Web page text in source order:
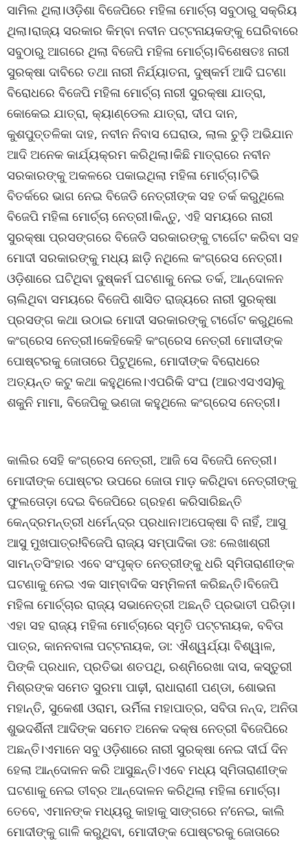
ସାମିଲ ଥିଲା।ଓଡ଼ିଶା ବିଜେପିରେ ମହିଳା ମୋର୍ଚ୍ଚା ସବୁଠାରୁ ସକ୍ରିୟ
ଥିଲା।ରାଜ୍ୟ ସରକାର କିମ୍ବା ନବୀନ ପଟ୍ଟନାୟକଙ୍କୁ ଘେରିବାରେ
ସବୁଠାରୁ ଆଗରେ ଥିଲା ବିଜେପି ମହିଳା ମୋର୍ଚ୍ଚା।ବିଶେଷତଃ ନାରୀ
ସୁରକ୍ଷା ଦାବିରେ ତଥା ନାରୀ ନିର୍ଯ୍ୟାତନା, ଦୁଷ୍କର୍ମ ଆଦି ଘଟଣା
ବିରୋଧରେ ବିଜେପି ମହିଳା ମୋର୍ଚ୍ଚା ନାରୀ ସୁରକ୍ଷା ଯାତ୍ରା,
କୋକେଇ ଯାତ୍ରା, କ୍ୟାଣ୍ଡେଲ ଯାତ୍ରା, ଦୀପ ଦାନ,
କୁଶପୁତ୍ତଳିକା ଦାହ, ନବୀନ ନିବାସ ଘେରାଉ, ଲାଲ ଚୁଡ଼ି ଅଭିଯାନ
ଆଦି ଅନେକ କାର୍ଯ୍ୟକ୍ରମ କରିଥିଲା।କିଛି ମାତ୍ରାରେ ନବୀନ
ସରକାରଙ୍କୁ ଅକଳରେ ପକାଇଥିଲା ମହିଳା ମୋର୍ଚ୍ଚା।ଟିଭି
ବିତର୍କରେ ଭାଗ ନେଇ ବିଜେଡି ନେତ୍ରୀଙ୍କ ସହ ତର୍କ କରୁଥିଲେ
ବିଜେପି ମହିଳା ମୋର୍ଚ୍ଚା ନେତ୍ରୀ।କିନ୍ତୁ, ଏହି ସମୟରେ ନାରୀ
ସୁରକ୍ଷା ପ୍ରସଙ୍ଗରେ ବିଜେଡି ସରକାରଙ୍କୁ ଟାର୍ଗେଟ କରିବା ସହ
ମୋଦୀ ସରକାରଙ୍କୁ ମଧ୍ୟ ଛାଡ଼ି ନଥିଲେ କଂଗ୍ରେସ ନେତ୍ରୀ।
ଓଡ଼ିଶାରେ ଘଟିଥିବା ଦୁଷ୍କର୍ମ ଘଟଣାକୁ ନେଇ ତର୍କ, ଆନ୍ଦୋଳନ
ଚାଲିଥିବା ସମୟରେ ବିଜେପି ଶାସିତ ରାଜ୍ୟରେ ନାରୀ ସୁରକ୍ଷା
ପ୍ରସଙ୍ଗ କଥା ଉଠାଇ ମୋଦୀ ସରକାରଙ୍କୁ ଟାର୍ଗେଟ କରୁଥିଲେ
କଂଗ୍ରେସ ନେତ୍ରୀ।କେହିକେହି କଂଗ୍ରେସ ନେତ୍ରୀ ମୋଦୀଙ୍କ
ପୋଷ୍ଟରକୁ ଜୋତାରେ ପିଟୁଥିଲେ, ମୋଦୀଙ୍କ ବିରୋଧରେ
ଅତ୍ୟନ୍ତ କଟୁ କଥା କହୁଥିଲେ।ଏପରିକି ସଂଘ (ଆରଏସଏସ)କୁ
ଶକୁନି ମାମା, ବିଜେପିକୁ ଭଣଜା କହୁଥିଲେ କଂଗ୍ରେସ ନେତ୍ରୀ।
କାଲିର ସେହି କଂଗ୍ରେସ ନେତ୍ରୀ, ଆଜି ସେ ବିଜେପି ନେତ୍ରୀ।
ମୋଦୀଙ୍କ ପୋଷ୍ଟର ଉପରେ ଜୋତା ମାଡ଼ କରିଥିବା ନେତ୍ରୀଙ୍କୁ
ଫୁଲତୋଡ଼ା ଦେଇ ବିଜେପିରେ ଗ୍ରହଣ କରିସାରିଛନ୍ତି
କେନ୍ଦ୍ରମନ୍ତ୍ରୀ ଧର୍ମେନ୍ଦ୍ର ପ୍ରଧାନ।ଅପେକ୍ଷା ବି ନାହିଁ, ଆସୁ
ଆସୁ ମୁଖପାତ୍ର!ବିଜେପି ରାଜ୍ୟ ସମ୍ପାଦିକା ଡଃ: ଲେଖାଶ୍ରୀ
ସାମନ୍ତସିଂହାର ଏବେ ସଂପୃକ୍ତ ନେତ୍ରୀଙ୍କୁ ଧରି ସ୍ମିତାରାଣୀଙ୍କ
ଘଟଣାକୁ ନେଇ ଏକ ସାମ୍ବାଦିକ ସମ୍ମିଳନୀ କରିଛନ୍ତି।ବିଜେପି
ମହିଳା ମୋର୍ଚ୍ଚାର ରାଜ୍ୟ ସଭାନେତ୍ରୀ ଅଛନ୍ତି ପ୍ରଭାତୀ ପରିଡ଼ା।
ଏହା ସହ ରାଜ୍ୟ ମହିଳା ମୋର୍ଚ୍ଚାରେ ସ୍ମୃତି ପଟ୍ଟନାୟକ, ବବିତା
ପାତ୍ର, କାନନବାଳା ପଟ୍ଟନାୟକ, ଡା: ଐଶ୍ୱର୍ଯ୍ୟା ବିଶ୍ୱାଳ,
ପିଙ୍କି ପ୍ରଧାନ, ପ୍ରତିଭା ଶତପଥି, ରଶ୍ମିରେଖା ଦାସ, କସ୍ତୁରୀ
ମିଶ୍ରଙ୍କ ସମେତ ସୁରମା ପାଢ଼ୀ, ରାଧାରାଣୀ ପଣ୍ଡା, ଶୋଭନା
ମହାନ୍ତି, ସୁକେଶୀ ଓରାମ, ଉର୍ମିଳା ମହାପାତ୍ର, ସବିତା ନନ୍ଦ, ଅନିତା
ଶୁଭଦର୍ଶିନୀ ଆଦିଙ୍କ ସମେତ ଅନେକ ଦକ୍ଷ ନେତ୍ରୀ ବିଜେପିରେ
ଅଛନ୍ତି।ଏମାନେ ସବୁ ଓଡ଼ିଶାରେ ନାରୀ ସୁରକ୍ଷା ନେଇ ଦୀର୍ଘ ଦିନ
ହେଲା ଆନ୍ଦୋଳନ କରି ଆସୁଛନ୍ତି।ଏବେ ମଧ୍ୟ ସ୍ମିତାରାଣୀଙ୍କ
ଘଟଣାକୁ ନେଇ ତୀବ୍ର ଆନ୍ଦୋଳନ କରିଥିଲା ମହିଳା ମୋର୍ଚ୍ଚା।
ତେବେ, ଏମାନଙ୍କ ମଧ୍ୟରୁ କାହାକୁ ସାଙ୍ଗରେ ନ’ନେଇ, କାଲି
ମୋଦୀଙ୍କୁ ଗାଳି କରୁଥିବା, ମୋଦୀଙ୍କ ପୋଷ୍ଟରକୁ ଜୋତାରେ